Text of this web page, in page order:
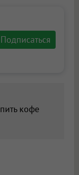
Подписаться
кофе